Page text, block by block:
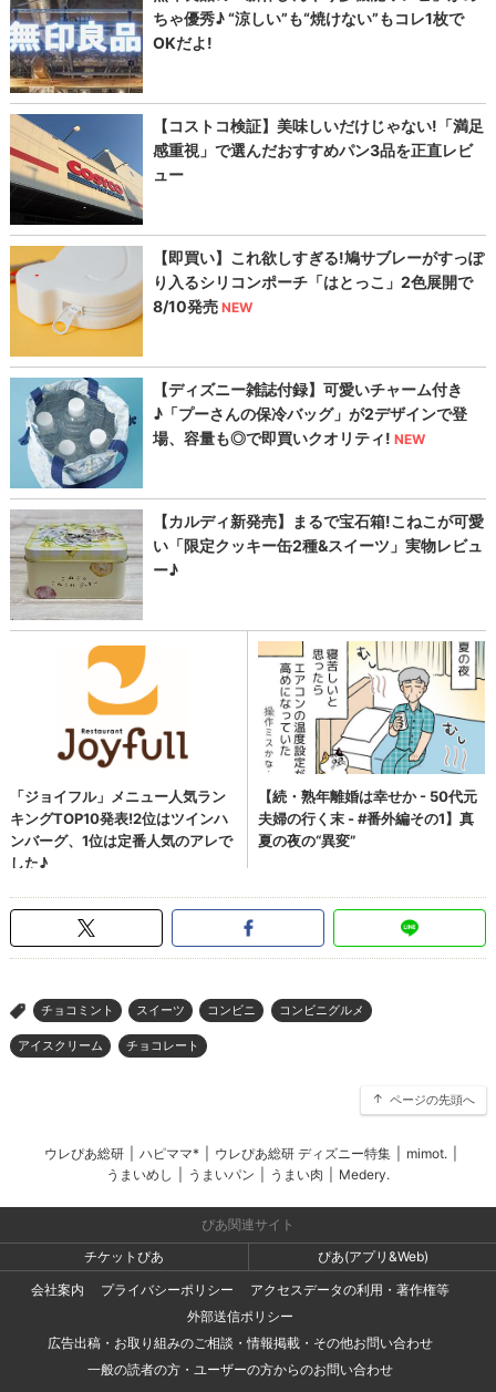
> チョコミント スイーツ コンビニ コンビニグルメ
アイスクリーム チョコレート
ページの先頭へ
ウレぴあ総研 ハピママ* ウレぴあ総研 ディズニー特集 mimot.
うまいめし
うまいパン うまい肉 Medery.
ぴあ関連サイト
チケットぴあ
ぴあ(アプリ&Web)
会社案内
プライバシーポリシー
アクセスデータの利用・著作権等
外部送信ポリシー
広告出稿・お取り組みのご相談・情報掲載・その他お問い合わせ
一般の読者の方・ユーザーの方からのお問い合わせ